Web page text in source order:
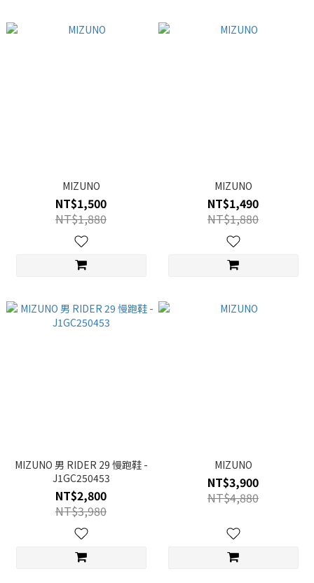
MIZUNO
NT$1,500
NT$1,880
MIZUNO
NT$1,490
NT$1,880
MIZUNO 男 RIDER 29 慢跑鞋 -
J1GC250453
NT$2,800
NT$3,980
MIZUNO
NT$3,900
NT$4,880